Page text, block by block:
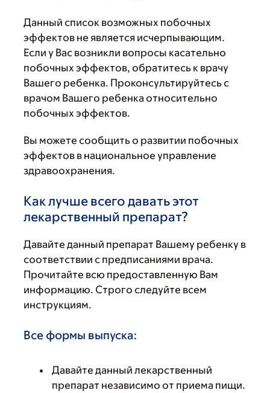
Данный список возможных побочных
эффектов не является исчерпывающим.
Если у Вас возникли вопросы касательно
побочных эффектов, обратитесь к врачу
Вашего ребенка. Проконсультируйтесь с
врачом Вашего ребенка относительно
побочных эффектов.
Вы можете сообщить о развитии побочных
эффектов в национальное управление
здравоохранения.
Как лучше всего давать этот
лекарственный препарат?
Давайте данный препарат Вашему ребенку в
соответствии с предписаниями врача.
Прочитайте всю предоставленную Вам
информацию. Строго следуйте всем
инструкциям.
Все формы выпуска:
Давайте данный лекарственный
препарат независимо от приема пищи.